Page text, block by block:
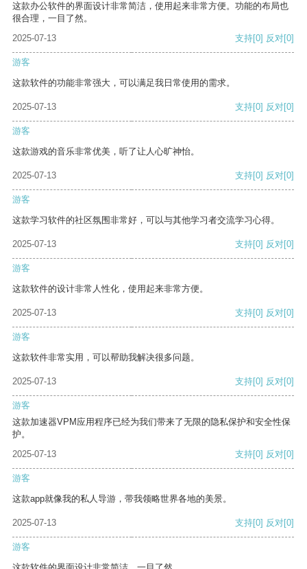
这款办公软件的界面设计非常简洁，使用起来非常方便。功能的布局也
很合理，一目了然。
2025-07-13
支持[0] 反对[0]
游客
这款软件的功能非常强大，可以满足我日常使用的需求。
2025-07-13 支持[0] 反对[0]
游客
这款游戏的音乐非常优美，听了让人心旷神怡。
2025-07-13 支持[0] 反对[0]
游客
这款学习软件的社区氛围非常好，可以与其他学习者交流学习心得。
2025-07-13 支持[0] 反对[0]
游客
这款软件的设计非常人性化，使用起来非常方便。
2025-07-13 支持[0] 反对[0]
游客
这款软件非常实用，可以帮助我解决很多问题。
2025-07-13 支持[0] 反对[0]
游客
这款加速器VPM应用程序已经为我们带来了无限的隐私保护和安全性保
护。
2025-07-13
支持[0] 反对[0]
游客
这款app就像我的私人导游，带我领略世界各地的美景。
2025-07-13 支持[0] 反对[0]
游客